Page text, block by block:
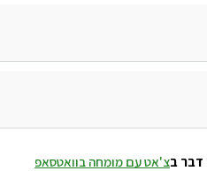
דבר בצ'אט עם מומחה בוואטסאפ